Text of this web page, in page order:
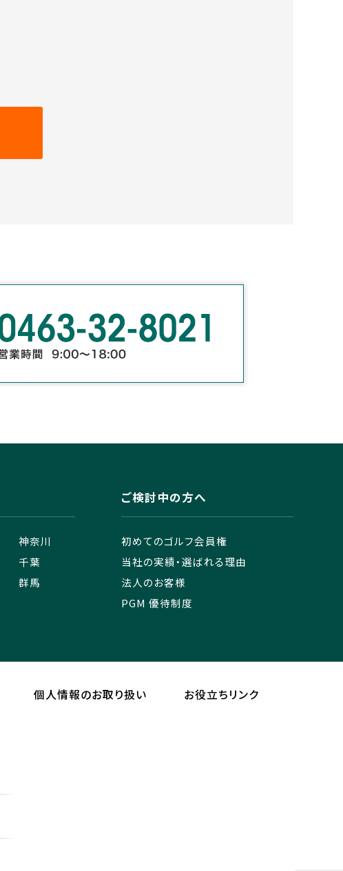
神奈川
千葉
群馬
ご検討中の方へ
初めてのゴルフ会員権
当社の実績・選ばれる理由
法人のお客様
PGM 優待制度
個人情報のお取り扱い お役立ちリンク